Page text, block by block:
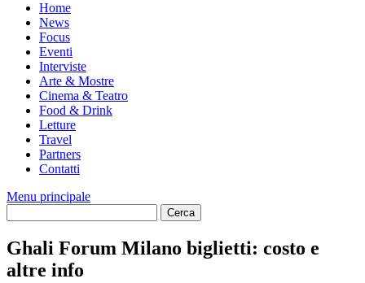
Home
News
Focus
Eventi
Interviste
Arte & Mostre
Cinema & Teatro
Food & Drink
Letture
Travel
Partners
Contatti
Menu principale
Ghali Forum Milano biglietti: costo e
altre info